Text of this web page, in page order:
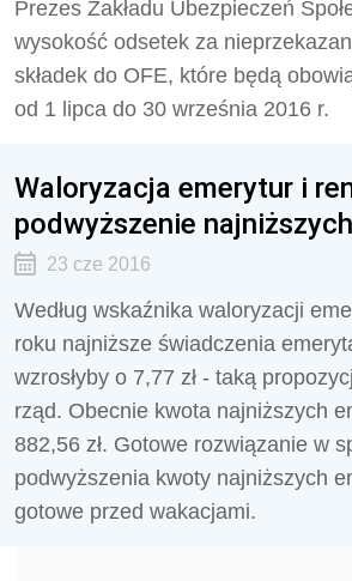
Prezes Zakładu Ubezpieczeń
wysokość odsetek za
składek do OFE, które będą
od 1 lipca do 30 września 2016 r.
Waloryzacja emerytur i
podwyższenie
23 cze 2016
Według wskaźnika waloryzacji
roku najniższe świadczenia
wzrosłyby o 7,77 zł - taką
rząd. Obecnie kwota najniższych
882,56 zł. Gotowe rozwiązanie w
podwyższenia kwoty najniższych
gotowe przed wakacjami.